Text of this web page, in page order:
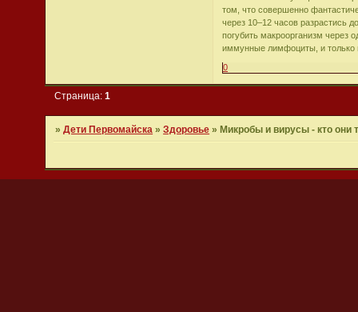
том, что совершенно
через 10–12 часов разрастись
погубить макроорганизм через
иммунные лимфоциты, и только
0
Страница:1
»Дети Первомайска »Здоровье »Микробы и вирусы - кто они